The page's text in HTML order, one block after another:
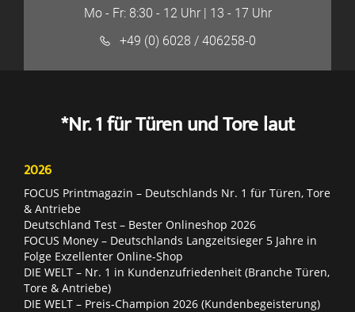
Mo - Fr: 8:30 - 12 Uhr | 13 - 17 Uhr
+49 (0) 6028 / 406258-0
*Nr. 1 für Türen und Tore laut
2026
FOCUS Printmagazin – Deutschlands Nr. 1 für Türen, Tore
& Antriebe
Deutschland Test – Bester Onlineshop 2026
FOCUS Money – Deutschlands Langzeitsieger 5 Jahre in
Folge Exzellenter Online-Shop
DIE WELT – Nr. 1 in Kundenzufriedenheit (Branche Türen,
Tore & Antriebe)
DIE WELT – Preis-Champion 2026 (Kundenbegeisterung)